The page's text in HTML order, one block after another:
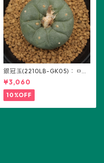
銀冠玉(2210LB-GK05)：ロフ
ォフォラ属 ※実生
¥3,060
10%OFF